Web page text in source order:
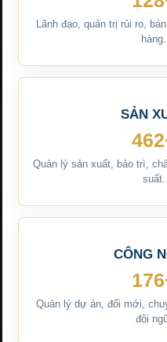
Lãnh đạo, quản trị rủi ro,
hàng.
SẢN
Quản lý sản xuất, bảo trì,
suất.
CÔNG
Quản lý dự án, đổi mới,
đội